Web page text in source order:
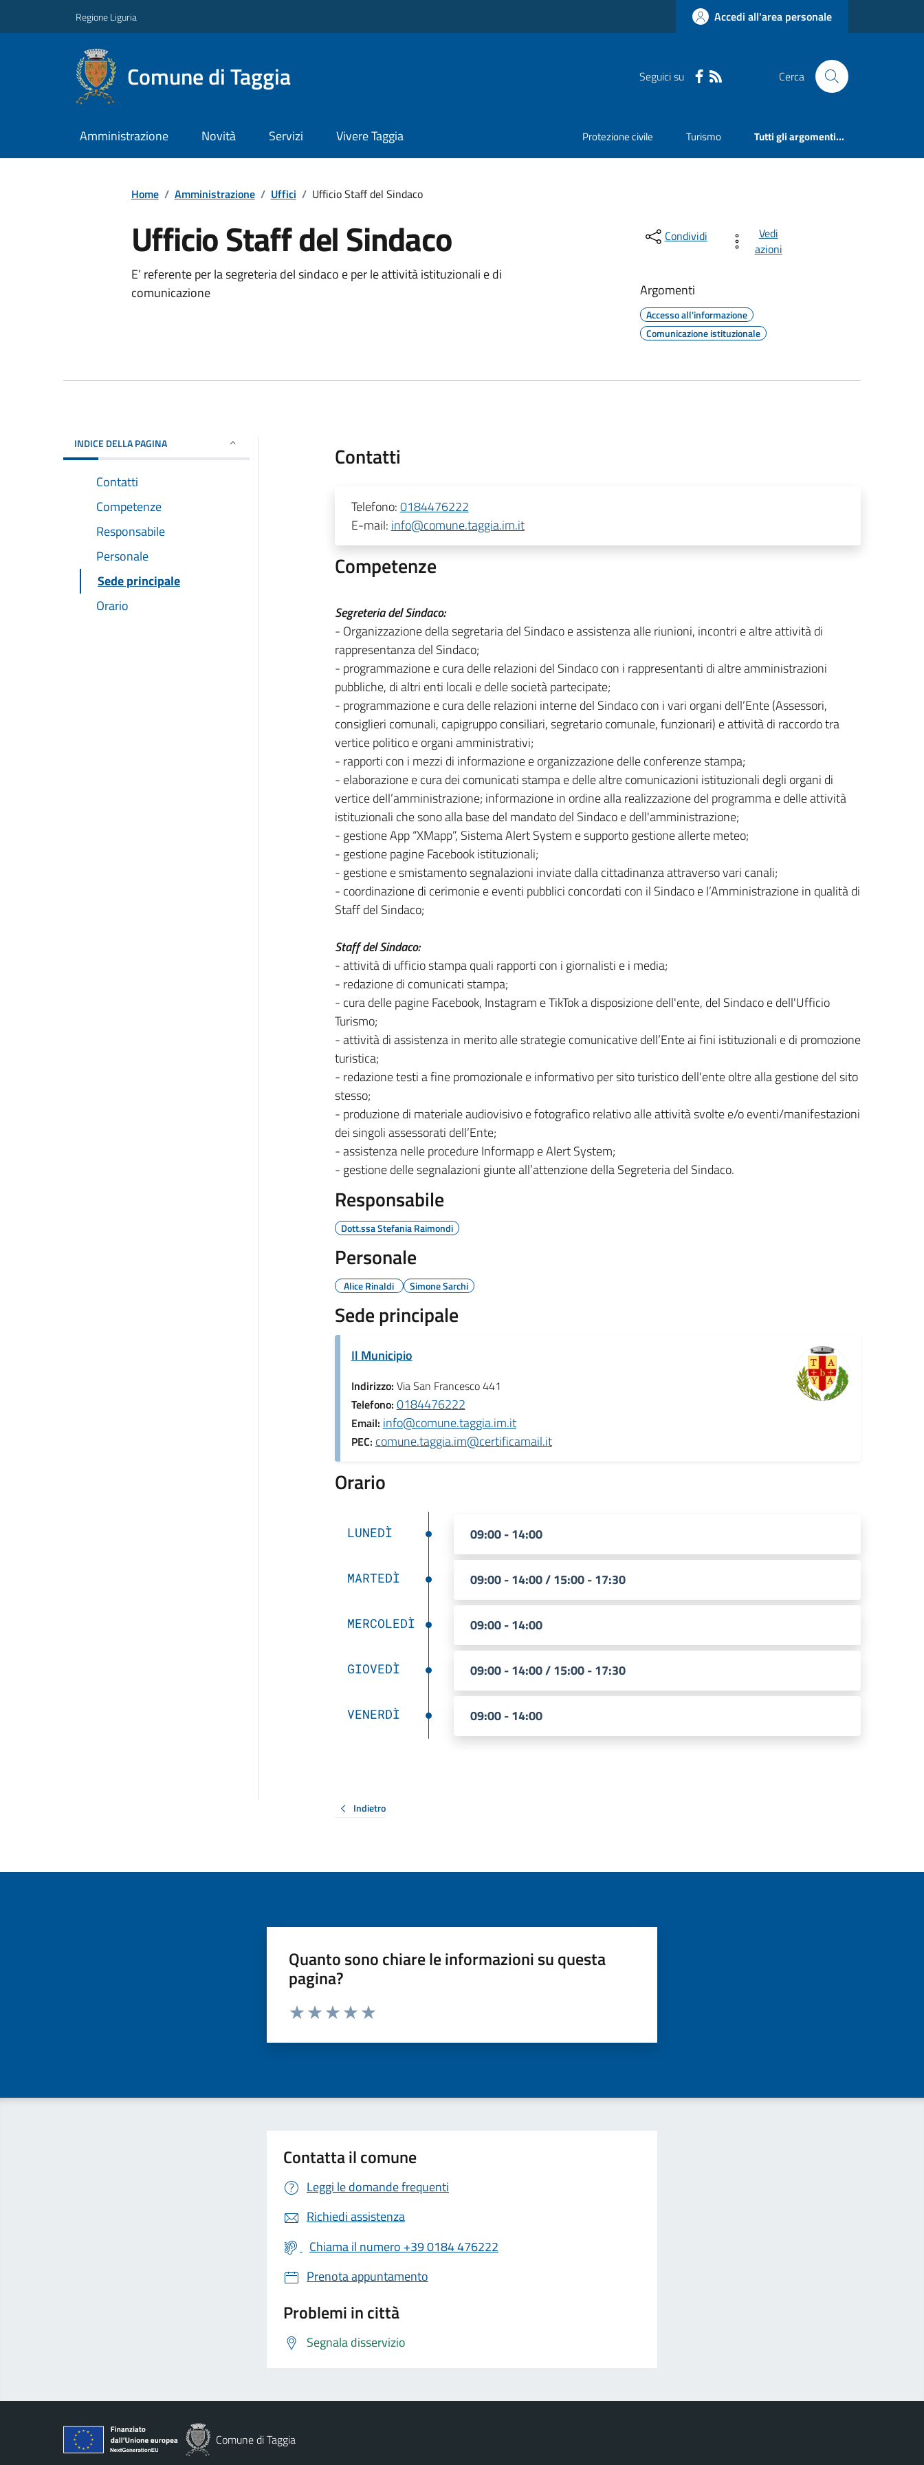
Regione Liguria Accedi all'area personale
Comune di Taggia Seguici su Cerca
Amministrazione Novità Servizi Vivere Taggia Protezione civile Turismo Tutti gli argomenti...
Home / Amministrazione / Uffici / Ufficio Staff del Sindaco
Ufficio Staff del Sindaco
E’ referente per la segreteria del sindaco e per le attività istituzionali e di
comunicazione
Condividi
Vedi
azioni
Argomenti
Accesso all'informazione
Comunicazione istituzionale
INDICE DELLA PAGINA
Contatti
Competenze
Responsabile
Personale
Sede principale
Orario
Contatti
Telefono:0184476222
E-mail: info@comune.taggia.im.it
Competenze
Segreteria del Sindaco:
- Organizzazione della segretaria del Sindaco e assistenza alle riunioni, incontri e altre attività di
rappresentanza del Sindaco;
- programmazione e cura delle relazioni del Sindaco con i rappresentanti di altre amministrazioni
pubbliche, di altri enti locali e delle società partecipate;
- programmazione e cura delle relazioni interne del Sindaco con i vari organi dell’Ente (Assessori,
consiglieri comunali, capigruppo consiliari, segretario comunale, funzionari) e attività di raccordo tra
vertice politico e organi amministrativi;
- rapporti con i mezzi di informazione e organizzazione delle conferenze stampa;
- elaborazione e cura dei comunicati stampa e delle altre comunicazioni istituzionali degli organi di
vertice dell’amministrazione; informazione in ordine alla realizzazione del programma e delle attività
istituzionali che sono alla base del mandato del Sindaco e dell'amministrazione;
- gestione App “XMapp”, Sistema Alert System e supporto gestione allerte meteo;
- gestione pagine Facebook istituzionali;
- gestione e smistamento segnalazioni inviate dalla cittadinanza attraverso vari canali;
- coordinazione di cerimonie e eventi pubblici concordati con il Sindaco e l’Amministrazione in qualità di
Staff del Sindaco;
Staff del Sindaco:
- attività di ufficio stampa quali rapporti con i giornalisti e i media;
- redazione di comunicati stampa;
- cura delle pagine Facebook, Instagram e TikTok a disposizione dell'ente, del Sindaco e dell'Ufficio
Turismo;
- attività di assistenza in merito alle strategie comunicative dell’Ente ai fini istituzionali e di promozione
turistica;
- redazione testi a fine promozionale e informativo per sito turistico dell'ente oltre alla gestione del sito
stesso;
- produzione di materiale audiovisivo e fotografico relativo alle attività svolte e/o eventi/manifestazioni
dei singoli assessorati dell’Ente;
- assistenza nelle procedure Informapp e Alert System;
- gestione delle segnalazioni giunte all’attenzione della Segreteria del Sindaco.
Responsabile
Dott.ssa Stefania Raimondi
Personale
Alice Rinaldi Simone Sarchi
Sede principale
Il Municipio
Indirizzo: Via San Francesco 441
Telefono: 0184476222
Email: info@comune.taggia.im.it
PEC: comune.taggia.im@certificamail.it
Orario
LUNEDÌ 09:00 - 14:00
MARTEDÌ 09:00 - 14:00 / 15:00 - 17:30
MERCOLEDÌ 09:00 - 14:00
GIOVEDÌ 09:00 - 14:00 / 15:00 - 17:30
VENERDÌ 09:00 - 14:00
Indietro
Quanto sono chiare le informazioni su questa
pagina?
Valuta da 1 a 5 stelle la pagina
Contatta il comune
Leggi le domande frequenti
Richiedi assistenza
Chiama il numero +39 0184 476222
Prenota appuntamento
Problemi in città
Segnala disservizio
Comune di Taggia